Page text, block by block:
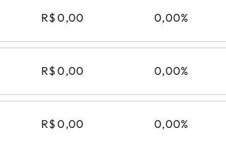
R$ 0,00 0,00%
R$ 0,00 0,00%
R$ 0,00 0,00%